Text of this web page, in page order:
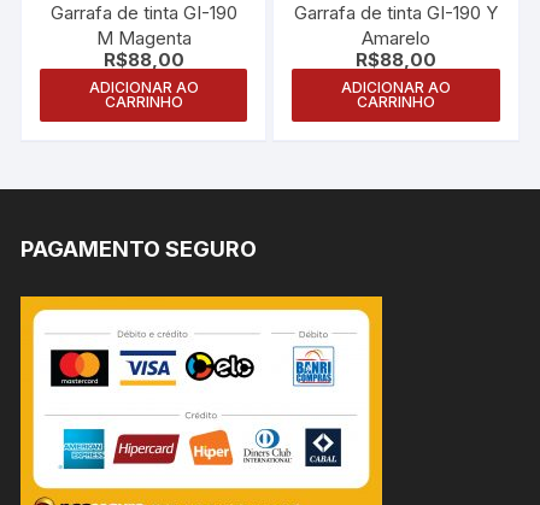
Garrafa de tinta GI-190
M Magenta
R$88,00
ADICIONAR AO
CARRINHO
Garrafa de tinta GI-190 Y
Amarelo
R$88,00
ADICIONAR AO
CARRINHO
PAGAMENTO SEGURO